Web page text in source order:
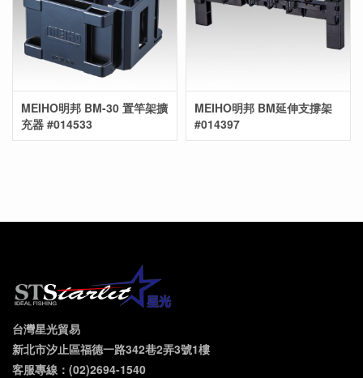
MEIHO明邦 BM-30 置竿架擴
充器 #014533
MEIHO明邦 BM延伸支撐架
#014397
台灣星光貿易
新北市汐止區福德一路342巷2弄3號1樓
客服專線：(02)2694-1540